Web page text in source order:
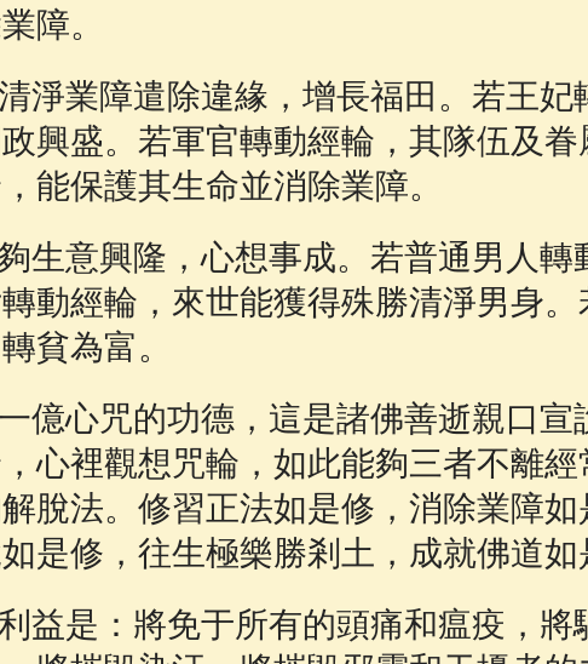
障。
淨業障遣除違緣，增長福田。若王妃
興盛。若軍官轉動經輪，其隊伍及眷
能保護其生命並消除業障。
生意興隆，心想事成。若普通男人轉
動經輪，來世能獲得殊勝清淨男身。
貧為富。
億心咒的功德，這是諸佛善逝親口宣
心裡觀想咒輪，如此能夠三者不離經
脫法。修習正法如是修，消除業障如
是修，往生極樂勝剎土，成就佛道如
益是：將免于所有的頭痛和瘟疫，將